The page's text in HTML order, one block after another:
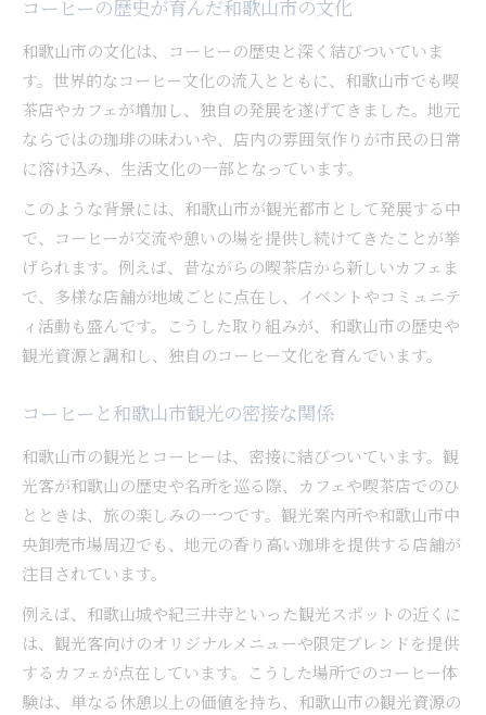
コーヒー文化の発展を支えた歴史を探る
観光と共に知るコーヒーの歴史的魅力
和歌山市観光で味わう歴史とコーヒーの関係
和歌山観光とコーヒー文化を楽しむ極意
コーヒー片手に巡る和歌山観光の新提案
観光案内所で得られるコーヒー体験情報
和歌山観光とコーヒー文化のベストコース
現地体験から知る和歌山市のコーヒーの深さ
現地体験で味わう和歌山市のコーヒー文化
歴史と体験が融合するコーヒーの楽しみ方
和歌山市で深まるコーヒーの奥深い味わい
観光と体験で知るコーヒーの新たな側面
コーヒーの歴史が育んだ和歌山市の文化
和歌山市の文化は、コーヒーの歴史と深く結びついていま
す。世界的なコーヒー文化の流入とともに、和歌山市でも喫
茶店やカフェが増加し、独自の発展を遂げてきました。地元
ならではの珈琲の味わいや、店内の雰囲気作りが市民の日常
に溶け込み、生活文化の一部となっています。
このような背景には、和歌山市が観光都市として発展する中
で、コーヒーが交流や憩いの場を提供し続けてきたことが挙
げられます。例えば、昔ながらの喫茶店から新しいカフェま
で、多様な店舗が地域ごとに点在し、イベントやコミュニテ
ィ活動も盛んです。こうした取り組みが、和歌山市の歴史や
観光資源と調和し、独自のコーヒー文化を育んでいます。
コーヒーと和歌山市観光の密接な関係
和歌山市の観光とコーヒーは、密接に結びついています。観
光客が和歌山の歴史や名所を巡る際、カフェや喫茶店でのひ
とときは、旅の楽しみの一つです。観光案内所や和歌山市中
央卸売市場周辺でも、地元の香り高い珈琲を提供する店舗が
注目されています。
例えば、和歌山城や紀三井寺といった観光スポットの近くに
は、観光客向けのオリジナルメニューや限定ブレンドを提供
するカフェが点在しています。こうした場所でのコーヒー体
験は、単なる休憩以上の価値を持ち、和歌山市の観光資源の